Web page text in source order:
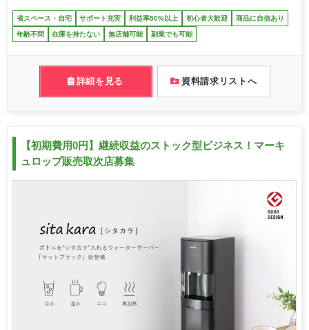
省スペース・自宅 サポート充実 利益率50%以上 初心者大歓迎 商品に自信あり
年齢不問 在庫を持たない 無店舗可能 副業でも可能
詳細を見る 資料請求リストへ
【初期費用0円】継続収益のストック型ビジネス！マーキ
ュロップ販売取次店募集